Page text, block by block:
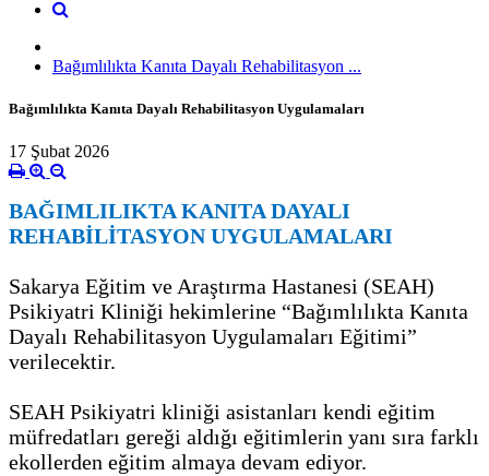
Bağımlılıkta Kanıta Dayalı Rehabilitasyon ...
Bağımlılıkta Kanıta Dayalı Rehabilitasyon Uygulamaları ​
17 Şubat 2026
BAĞIMLILIKTA KANITA DAYALI
REHABİLİTASYON UYGULAMALARI
Sakarya Eğitim ve Araştırma Hastanesi (SEAH)
Psikiyatri Kliniği hekimlerine “Bağımlılıkta Kanıta
Dayalı Rehabilitasyon Uygulamaları Eğitimi”
verilecektir.
SEAH Psikiyatri kliniği asistanları kendi eğitim
müfredatları gereği aldığı eğitimlerin yanı sıra farklı
ekollerden eğitim almaya devam ediyor.